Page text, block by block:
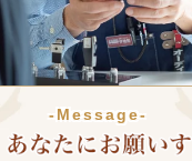
-Message-